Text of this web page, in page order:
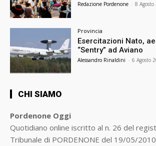
Redazione Pordenone - 8 Agosto
Provincia
Esercitazioni Nato,
“Sentry” ad Aviano
Alessandro Rinaldini - 6 Agosto
CHI SIAMO
Pordenone Oggi
Quotidiano online iscritto al n. 26 del
Tribunale di PORDENONE del 19/05/